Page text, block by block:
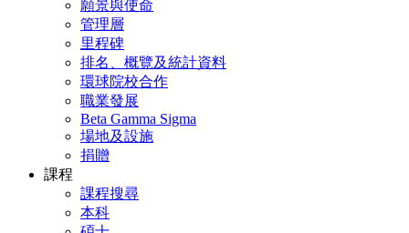
願景與使命
管理層
里程碑
排名、概覽及統計資料
環球院校合作
職業發展
Beta Gamma Sigma
場地及設施
捐贈
課程
課程搜尋
本科